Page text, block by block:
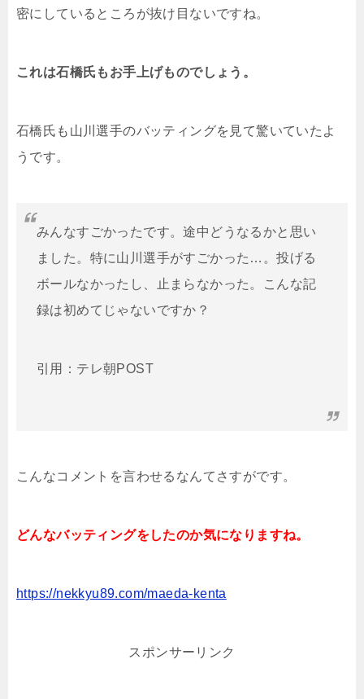
密にしているところが抜け目ないですね。
これは石橋氏もお手上げものでしょう。
石橋氏も山川選手のバッティングを見て驚いていたよ
うです。
みんなすごかったです。途中どうなるかと思い
ました。特に山川選手がすごかった…。投げる
ボールなかったし、止まらなかった。こんな記
録は初めてじゃないですか？
引用：テレ朝POST
こんなコメントを言わせるなんてさすがです。
どんなバッティングをしたのか気になりますね。
https://nekkyu89.com/maeda-kenta
スポンサーリンク